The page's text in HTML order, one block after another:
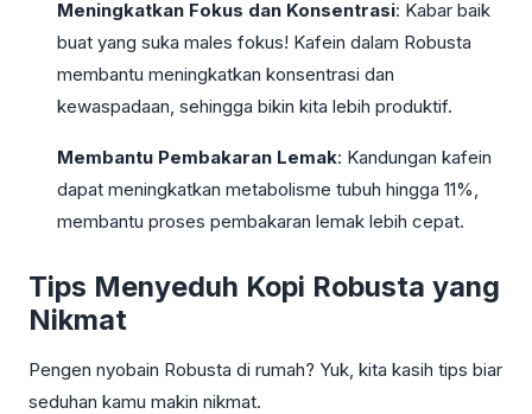
Meningkatkan Fokus dan Konsentrasi: Kabar baik
buat yang suka males fokus! Kafein dalam Robusta
membantu meningkatkan konsentrasi dan
kewaspadaan, sehingga bikin kita lebih produktif.
Membantu Pembakaran Lemak: Kandungan kafein
dapat meningkatkan metabolisme tubuh hingga 11%,
membantu proses pembakaran lemak lebih cepat.
Tips Menyeduh Kopi Robusta yang
Nikmat
Pengen nyobain Robusta di rumah? Yuk, kita kasih tips biar
seduhan kamu makin nikmat.